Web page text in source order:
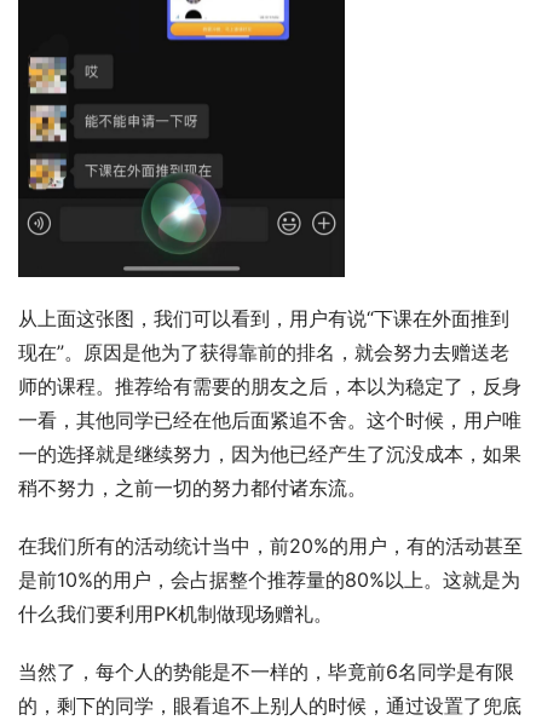
从上面这张图，我们可以看到，用户有说“下课在外面推到
现在”。原因是他为了获得靠前的排名，就会努力去赠送老
师的课程。推荐给有需要的朋友之后，本以为稳定了，反身
一看，其他同学已经在他后面紧追不舍。这个时候，用户唯
一的选择就是继续努力，因为他已经产生了沉没成本，如果
稍不努力，之前一切的努力都付诸东流。
在我们所有的活动统计当中，前20%的用户，有的活动甚至
是前10%的用户，会占据整个推荐量的80%以上。这就是为
什么我们要利用PK机制做现场赠礼。
当然了，每个人的势能是不一样的，毕竟前6名同学是有限
的，剩下的同学，眼看追不上别人的时候，通过设置了兜底